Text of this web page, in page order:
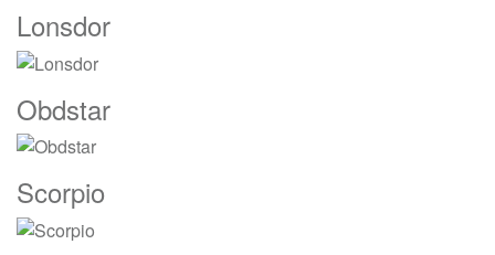
Lonsdor
Obdstar
Scorpio